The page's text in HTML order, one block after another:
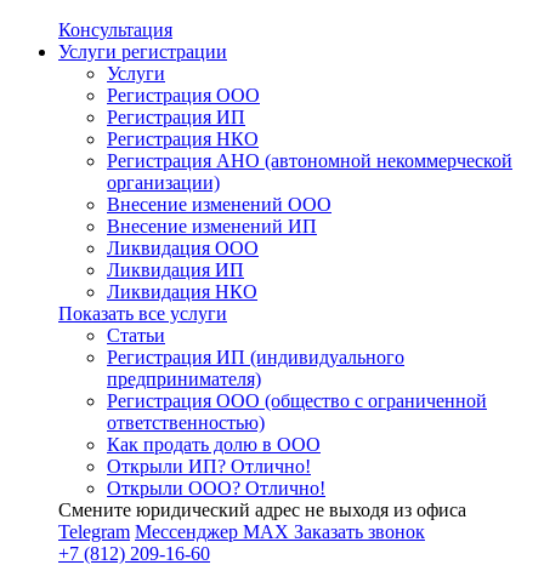
Консультация
Услуги регистрации
Услуги
Регистрация ООО
Регистрация ИП
Регистрация НКО
Регистрация АНО (автономной некоммерческой
организации)
Внесение изменений ООО
Внесение изменений ИП
Ликвидация ООО
Ликвидация ИП
Ликвидация НКО
Показать все услуги
Статьи
Регистрация ИП (индивидуального
предпринимателя)
Регистрация ООО (общество с ограниченной
ответственностью)
Как продать долю в ООО
Открыли ИП? Отлично!
Открыли ООО? Отлично!
Смените юридический адрес не выходя из офиса
Telegram Мессенджер MAX Заказать звонок
+7 (812) 209-16-60